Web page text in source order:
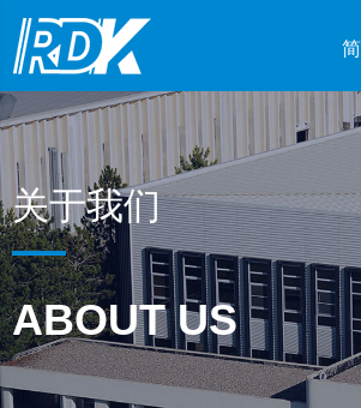
简
关于我们
ABOUT US